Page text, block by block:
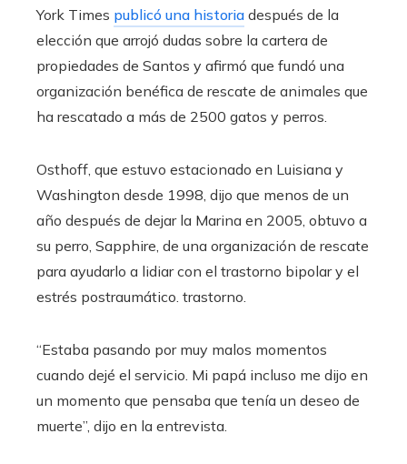
York Times publicó una historia después de la
elección que arrojó dudas sobre la cartera de
propiedades de Santos y afirmó que fundó una
organización benéfica de rescate de animales que
ha rescatado a más de 2500 gatos y perros.
Osthoff, que estuvo estacionado en Luisiana y
Washington desde 1998, dijo que menos de un
año después de dejar la Marina en 2005, obtuvo a
su perro, Sapphire, de una organización de rescate
para ayudarlo a lidiar con el trastorno bipolar y el
estrés postraumático. trastorno.
“Estaba pasando por muy malos momentos
cuando dejé el servicio. Mi papá incluso me dijo en
un momento que pensaba que tenía un deseo de
muerte”, dijo en la entrevista.